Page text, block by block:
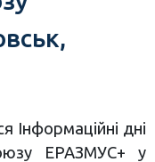
Інформаційні дні
ЕРАЗМУС+ у